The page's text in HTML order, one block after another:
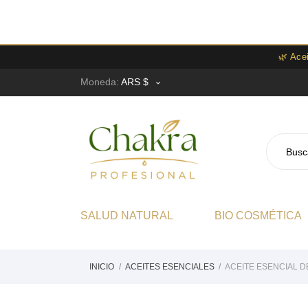
🌿
Moneda: ARS $ 
SALUD NATURAL BIO COSMÉTICA
INICIO ACEITES ESENCIALES ACEITE ESENCIAL